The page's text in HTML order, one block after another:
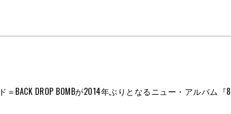
DROP BOMBが2014年ぶりとなるニュー・アルバム『8